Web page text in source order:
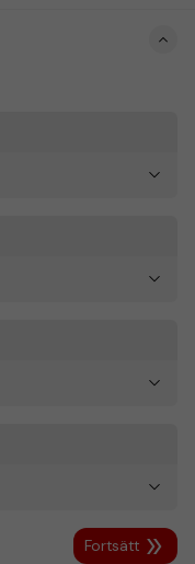
Fortsätt